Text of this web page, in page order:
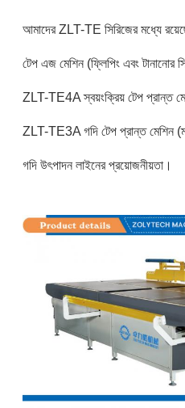
আমাদের ZLT-TE সিরিজের মধ্যে
টেপ এজ মেশিন (ফ্লিপিং এবং টানানোর
ZLT-TE4A স্বয়ংক্রিয় টেপ প্রান্ত
ZLT-TE3A গদি টেপ প্রান্ত মেশিন
গদি উৎপাদন লাইনের প্রয়োজনীয়তা।